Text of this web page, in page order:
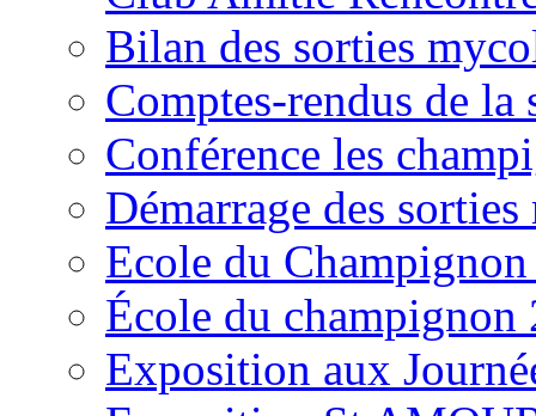
Bilan des sorties
Comptes-rendus de
Conférence les
Démarrage des
Ecole du
École du champignon
Exposition aux